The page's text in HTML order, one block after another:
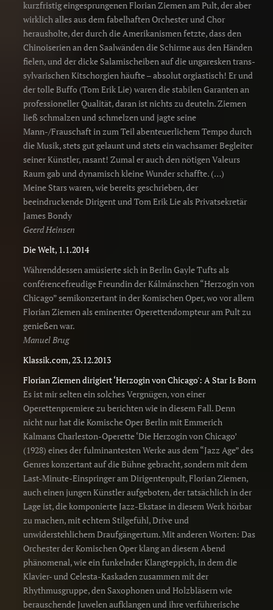
kurzfristig eingesprungenen Florian Ziemen am Pult, der aber
wirklich alles aus dem fabelhaften Orchester und Chor
herausholte, der durch die Amerikanismen fetzte, dass den
Chinoiserien an den Saalwänden die Schirme aus den Händen
fielen, und der dicke Salamischeiben auf die ungaresken trans-
sylvarischen Kitschorgien häufte – absolut orgiastisch! Er und
der tolle Buffo (Tom Erik Lie) waren die stabilen Garanten an
professioneller Qualität, daran ist nichts zu deuteln. Ziemen
ließ schmalzen und schmelzen und jagte seine
Mann-/Frauschaft in zum Teil abenteuerlichem Tempo durch
die Musik, stets gut gelaunt und stets ein wachsamer Begleiter
seiner Künstler, rasant! Zumal er auch den nötigen Valeurs
Raum gab und dynamisch kleine Wunder schaffte. (…)
Meine Stars waren, wie bereits geschrieben, der
beeindruckende Dirigent und Tom Erik Lie als Privatsekretär
James Bondy
Geerd Heinsen
Die Welt, 1.1.2014
Währenddessen amüsierte sich in Berlin Gayle Tufts als
conférencefreudige Freundin der Kálmánschen “Herzogin von
Chicago” semikonzertant in der Komischen Oper, wo vor allem
Florian Ziemen als eminenter Operettendompteur am Pult zu
genießen war.
Manuel Brug
Klassik.com, 23.12.2013
Florian Ziemen dirigiert ‘Herzogin von Chicago': A Star Is Born
Es ist mir selten ein solches Vergnügen, von einer
Operettenpremiere zu berichten wie in diesem Fall. Denn
nicht nur hat die Komische Oper Berlin mit Emmerich
Kalmans Charleston-Operette ‘Die Herzogin von Chicago’
(1928) eines der fulminantesten Werke aus dem “Jazz Age” des
Genres konzertant auf die Bühne gebracht, sondern mit dem
Last-Minute-Einspringer am Dirigentenpult, Florian Ziemen,
auch einen jungen Künstler aufgeboten, der tatsächlich in der
Lage ist, die komponierte Jazz-Ekstase in diesem Werk hörbar
zu machen, mit echtem Stilgefühl, Drive und
unwiderstehlichem Draufgängertum. Mit anderen Worten: Das
Orchester der Komischen Oper klang an diesem Abend
phänomenal, wie ein funkelnder Klangteppich, in dem die
Klavier- und Celesta-Kaskaden zusammen mit der
Rhythmusgruppe, den Saxophonen und Holzbläsern wie
berauschende Juwelen aufklangen und ihre verführerische